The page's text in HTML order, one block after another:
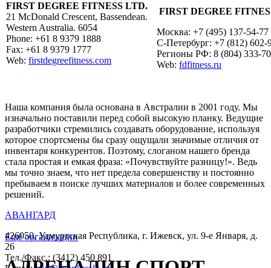
FIRST DEGREE FITNESS LTD.
21 McDonald Crescent, Bassendean.
Western Australia. 6054
Phone: +61 8 9379 1888
Fax: +61 8 9379 1777
Web: firstdegreefitness.com
FIRST DEGREE
Москва: +7 (495) 137-54-77
С-Петербург: +7 (812) 602-
Регионы РФ: 8 (804) 333-
Web: fdfitness.ru
Наша компания была основана в Австралии в 2001 году. Мы
изначально поставили перед собой высокую планку. Ведущие
разработчики стремились создавать оборудование, используя
которое спортсмены бы сразу ощущали значимые отличия от
инвентаря конкурентов. Поэтому, слоганом нашего бренда
стала простая и емкая фраза: «Почувствуйте разницу!». Ведь
мы точно знаем, что нет предела совершенству и постоянно
пребываем в поиске лучших материалов и более современных
решений.
АВАНГАРД
426050, Удмуртская Республика, г. Ижевск, ул. 9-е Января, д.
26
Тел./Факс.: (3412) 450 891
Ещё организации